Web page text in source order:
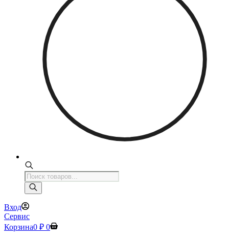
Поиск
товаров
Вход
Сервис
Корзина0 ₽ 0